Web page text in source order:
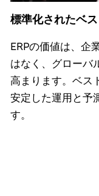
標準化されたベ
ERPの価値は、企
はなく、グローバ
高まります。ベス
安定した運用と予
す。